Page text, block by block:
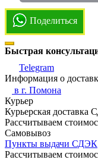
Поделиться
Быстрая
Telegram
Информация о
в г. Помона
Курьер
Курьерская доставка
Рассчитываем
Самовывоз
Пункты выдачи СДЭК
Рассчитываем